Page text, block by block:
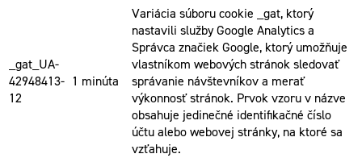
_gat_UA-
42948413-
12
1 minúta
Variácia súboru cookie _gat, ktorý
nastavili služby Google Analytics a
Správca značiek Google, ktorý umožňuje
vlastníkom webových stránok sledovať
správanie návštevníkov a merať
výkonnosť stránok. Prvok vzoru v názve
obsahuje jedinečné identifikačné číslo
účtu alebo webovej stránky, na ktoré sa
vzťahuje.